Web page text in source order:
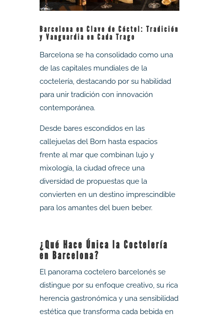
Barcelona en Clave de Cóctel: Tradición
y Vanguardia en Cada Trago
Barcelona se ha consolidado como una
de las capitales mundiales de la
coctelería, destacando por su habilidad
para unir tradición con innovación
contemporánea.
Desde bares escondidos en las
callejuelas del Born hasta espacios
frente al mar que combinan lujo y
mixología, la ciudad ofrece una
diversidad de propuestas que la
convierten en un destino imprescindible
para los amantes del buen beber.
¿Qué Hace Única la Coctelería
en Barcelona?
El panorama coctelero barcelonés se
distingue por su enfoque creativo, su rica
herencia gastronómica y una sensibilidad
estética que transforma cada bebida en